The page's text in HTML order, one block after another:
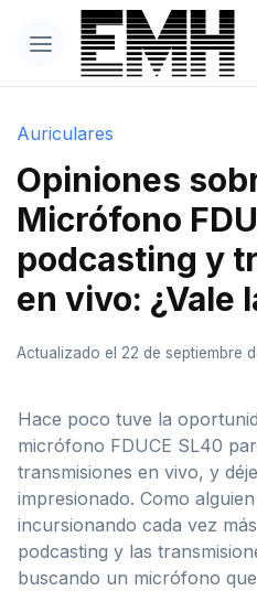
Auriculares
Opiniones
Micrófono
podcasting y
en vivo: ¿Vale
Actualizado el 22 de septiembre
Hace poco tuve la
micrófono FDUCE SL40
transmisiones en vivo, y
impresionado. Como
incursionando cada vez
podcasting y las
buscando un micrófono